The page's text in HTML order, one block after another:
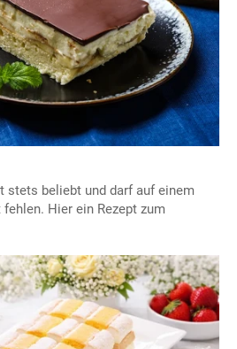
stets beliebt und darf auf einem
Hier ein Rezept zum